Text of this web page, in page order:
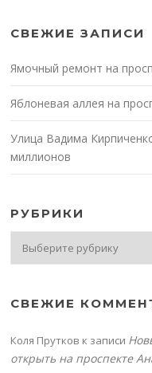
СВЕЖИЕ ЗАПИСИ
Ямочный ремонт на
Яблоневая аллея на
Улица Вадима
миллионов
РУБРИКИ
СВЕЖИЕ
Коля Прутков к записи
открыть на проспекте